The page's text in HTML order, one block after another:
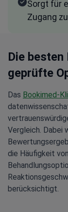
Sorgt für
Zugang
Die
geprüfte
Das Bookimed-
Vergleich. Dabei
die Häufigkeit
berücksichtigt.